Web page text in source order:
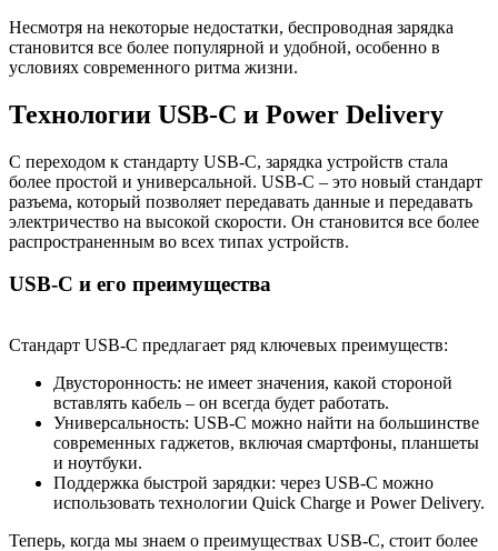
Несмотря на некоторые недостатки, беспроводная зарядка
становится все более популярной и удобной, особенно в
условиях современного ритма жизни.
Технологии USB-C и Power Delivery
С переходом к стандарту USB-C, зарядка устройств стала
более простой и универсальной. USB-C – это новый стандарт
разъема, который позволяет передавать данные и передавать
электричество на высокой скорости. Он становится все более
распространенным во всех типах устройств.
USB-C и его преимущества
Стандарт USB-C предлагает ряд ключевых преимуществ:
Двусторонность: не имеет значения, какой стороной
вставлять кабель – он всегда будет работать.
Универсальность: USB-C можно найти на большинстве
современных гаджетов, включая смартфоны, планшеты
и ноутбуки.
Поддержка быстрой зарядки: через USB-C можно
использовать технологии Quick Charge и Power Delivery.
Теперь, когда мы знаем о преимуществах USB-C, стоит более